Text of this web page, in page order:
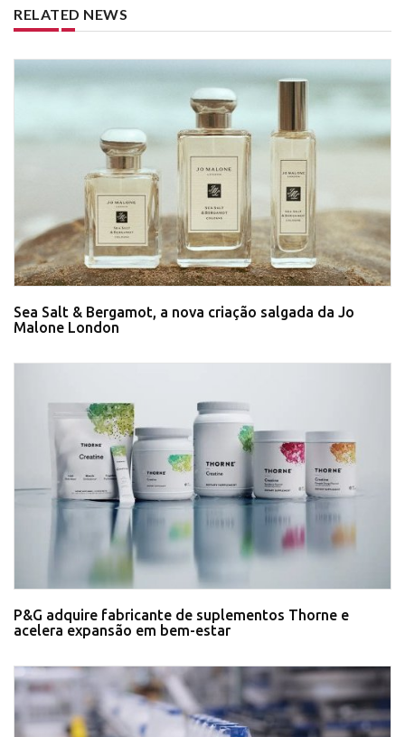
RELATED NEWS
Sea Salt & Bergamot, a nova criação salgada da Jo
Malone London
P&G adquire fabricante de suplementos Thorne e
acelera expansão em bem-estar